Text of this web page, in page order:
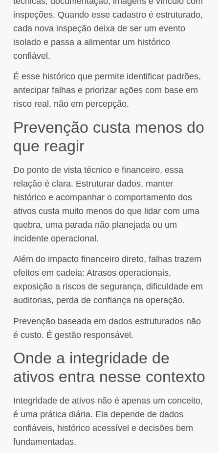
inspeções. Quando esse cadastro é estruturado,
cada nova inspeção deixa de ser um evento
isolado e passa a alimentar um histórico
confiável.
É esse histórico que permite identificar padrões,
antecipar falhas e priorizar ações com base em
risco real, não em percepção.
Prevenção custa menos do
que reagir
Do ponto de vista técnico e financeiro, essa
relação é clara. Estruturar dados, manter
histórico e acompanhar o comportamento dos
ativos custa muito menos do que lidar com uma
quebra, uma parada não planejada ou um
incidente operacional.
Além do impacto financeiro direto, falhas trazem
efeitos em cadeia: Atrasos operacionais,
exposição a riscos de segurança, dificuldade em
auditorias, perda de confiança na operação.
Prevenção baseada em dados estruturados não
é custo. É gestão responsável.
Onde a integridade de
ativos entra nesse contexto
Integridade de ativos não é apenas um conceito,
é uma prática diária. Ela depende de dados
confiáveis, histórico acessível e decisões bem
fundamentadas.